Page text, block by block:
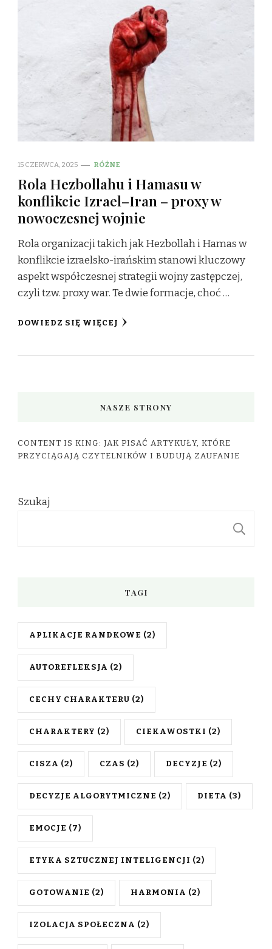
15 CZERWCA, 2025 RÓŻNE
Rola Hezbollahu i Hamasu w
konflikcie Izrael–Iran – proxy w
nowoczesnej wojnie
Rola organizacji takich jak Hezbollah i Hamas w
konflikcie izraelsko-irańskim stanowi kluczowy
aspekt współczesnej strategii wojny zastępczej,
czyli tzw. proxy war. Te dwie formacje, choć …
DOWIEDZ SIĘ WIĘCEJ
NASZE STRONY
CONTENT IS KING: JAK PISAĆ ARTYKUŁY, KTÓRE
PRZYCIĄGAJĄ CZYTELNIKÓW I BUDUJĄ ZAUFANIE
Szukaj
TAGI
APLIKACJE RANDKOWE (2)
AUTOREFLEKSJA (2)
CECHY CHARAKTERU (2)
CHARAKTERY (2) CIEKAWOSTKI (2)
CISZA (2) CZAS (2) DECYZJE (2)
DECYZJE ALGORYTMICZNE (2) DIETA (3)
EMOCJE (7)
ETYKA SZTUCZNEJ INTELIGENCJI (2)
GOTOWANIE (2) HARMONIA (2)
IZOLACJA SPOŁECZNA (2)